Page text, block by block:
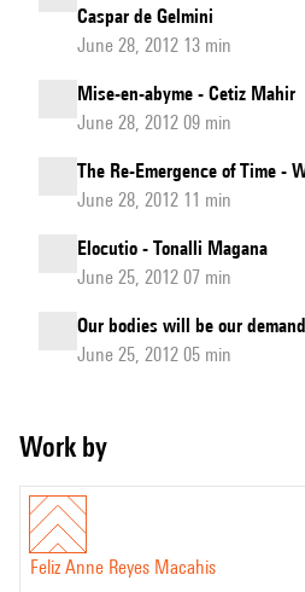
Caspar de Gelmini
June 28, 2012 13 min
Mise-en-abyme - Cetiz Mahir
June 28, 2012 09 min
The Re-Emergence of Time -
June 28, 2012 11 min
Elocutio - Tonalli Magana
June 25, 2012 07 min
Our bodies will be our
June 25, 2012 05 min
Work by
Feliz Anne Reyes Macahis